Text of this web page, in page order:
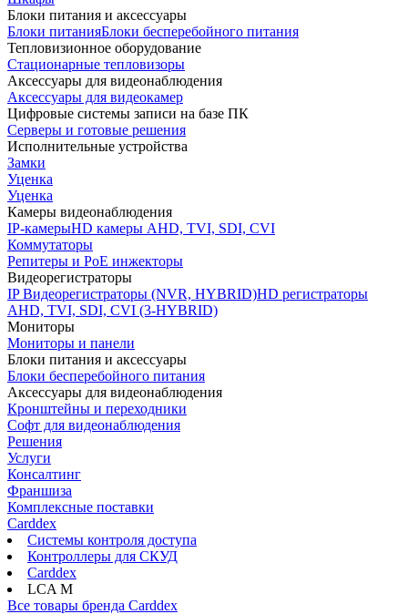
Блоки питания и аксессуары
Блоки питанияБлоки бесперебойного питания
Тепловизионное оборудование
Стационарные тепловизоры
Аксессуары для видеонаблюдения
Аксессуары для видеокамер
Цифровые системы записи на базе ПК
Серверы и готовые решения
Исполнительные устройства
Замки
Уценка
Уценка
Камеры видеонаблюдения
IP-камерыHD камеры AHD, TVI, SDI, CVI
Коммутаторы
Репитеры и PoE инжекторы
Видеорегистраторы
IP Видеорегистраторы (NVR, HYBRID)HD регистраторы
AHD, TVI, SDI, CVI (3-HYBRID)
Мониторы
Мониторы и панели
Блоки питания и аксессуары
Блоки бесперебойного питания
Аксессуары для видеонаблюдения
Кронштейны и переходники
Софт для видеонаблюдения
Решения
Услуги
Консалтинг
Франшиза
Комплексные поставки
Carddex
Системы контроля доступа
Контроллеры для СКУД
Carddex
LCA M
Все товары бренда Carddex